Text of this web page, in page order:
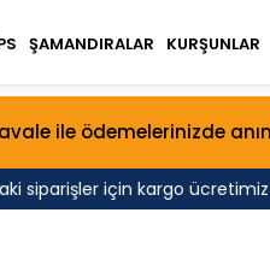
ile ödemelerinizde
siparişler için kargo ücretimiz
ŞAMANDIRALAR KURŞUNLAR